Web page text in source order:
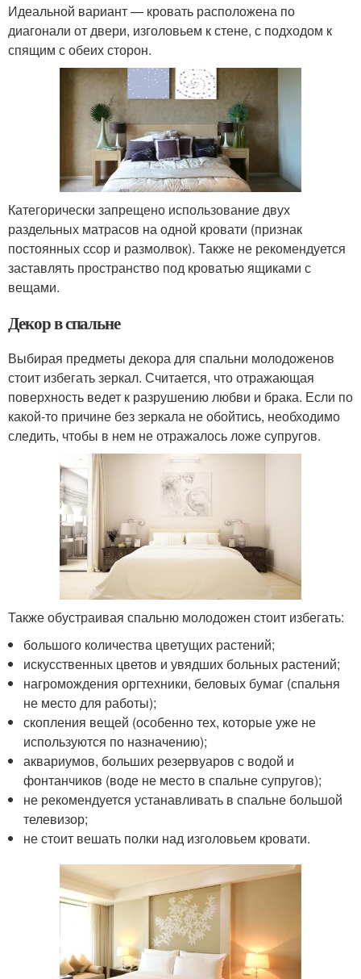
Идеальной вариант — кровать расположена по
диагонали от двери, изголовьем к стене, с подходом к
спящим с обеих сторон.
Категорически запрещено использование двух
раздельных матрасов на одной кровати (признак
постоянных ссор и размолвок). Также не рекомендуется
заставлять пространство под кроватью ящиками с
вещами.
Декор в спальне
Выбирая предметы декора для спальни молодоженов
стоит избегать зеркал. Считается, что отражающая
поверхность ведет к разрушению любви и брака. Если по
какой-то причине без зеркала не обойтись, необходимо
следить, чтобы в нем не отражалось ложе супругов.
Также обустраивая спальню молодожен стоит избегать:
большого количества цветущих растений;
искусственных цветов и увядших больных растений;
нагромождения оргтехники, беловых бумаг (спальня
не место для работы);
скопления вещей (особенно тех, которые уже не
используются по назначению);
аквариумов, больших резервуаров с водой и
фонтанчиков (воде не место в спальне супругов);
не рекомендуется устанавливать в спальне большой
телевизор;
не стоит вешать полки над изголовьем кровати.